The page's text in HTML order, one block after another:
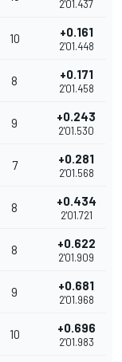
2'01.437
10 +0.161
2'01.448
8 +0.171
2'01.458
9 +0.243
2'01.530
7 +0.281
2'01.568
8 +0.434
2'01.721
8 +0.622
2'01.909
9 +0.681
2'01.968
10 +0.696
2'01.983